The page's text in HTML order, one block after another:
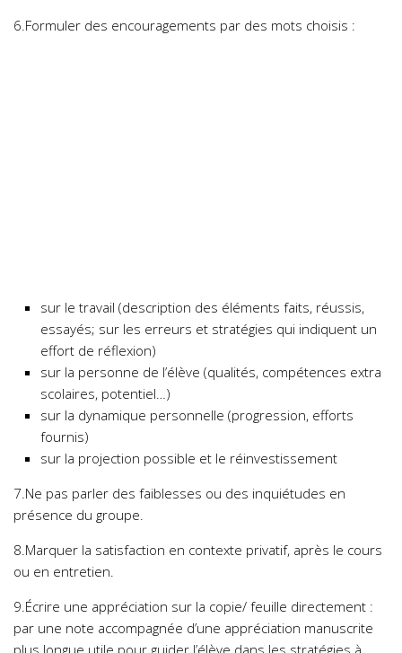
6.Formuler des encouragements par des mots choisis :
sur le travail (description des éléments faits, réussis,
essayés; sur les erreurs et stratégies qui indiquent un
effort de réflexion)
sur la personne de l’élève (qualités, compétences extra
scolaires, potentiel…)
sur la dynamique personnelle (progression, efforts
fournis)
sur la projection possible et le réinvestissement
7.Ne pas parler des faiblesses ou des inquiétudes en
présence du groupe.
8.Marquer la satisfaction en contexte privatif, après le cours
ou en entretien.
9.Écrire une appréciation sur la copie/ feuille directement :
par une note accompagnée d’une appréciation manuscrite
plus longue utile pour guider l’élève dans les stratégies à